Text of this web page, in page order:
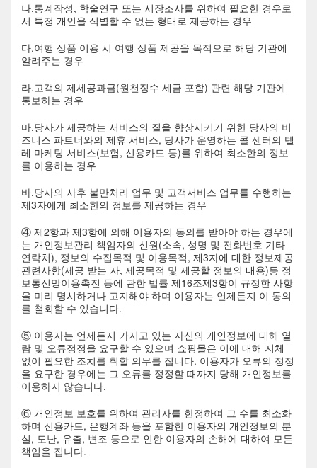
나.통계작성, 학술연구 또는 시장조사를 위하여 필요한 경우로
서 특정 개인을 식별할 수 없는 형태로 제공하는 경우
다.여행 상품 이용 시 여행 상품 제공을 목적으로 해당 기관에
알려주는 경우
라.고객의 제세공과금(원천징수 세금 포함) 관련 해당 기관에
통보하는 경우
마.당사가 제공하는 서비스의 질을 향상시키기 위한 당사의 비
즈니스 파트너와의 제휴 서비스, 당사가 운영하는 콜 센터의 텔
레 마케팅 서비스(보험, 신용카드 등)를 위하여 최소한의 정보
를 이용하는 경우
바.당사의 사후 불만처리 업무 및 고객서비스 업무를 수행하는
제3자에게 최소한의 정보를 제공하는 경우
④ 제2항과 제3항에 의해 이용자의 동의를 받아야 하는 경우에
는 개인정보관리 책임자의 신원(소속, 성명 및 전화번호 기타
연락처), 정보의 수집목적 및 이용목적, 제3자에 대한 정보제공
관련사항(제공 받는 자, 제공목적 및 제공할 정보의 내용)등 정
보통신망이용촉진 등에 관한 법률 제16조제3항이 규정한 사항
을 미리 명시하거나 고지해야 하며 이용자는 언제든지 이 동의
를 철회할 수 있습니다.
⑤ 이용자는 언제든지 가지고 있는 자신의 개인정보에 대해 열
람 및 오류정정을 요구할 수 있으며 쇼핑몰은 이에 대해 지체
없이 필요한 조치를 취할 의무를 집니다. 이용자가 오류의 정정
을 요구한 경우에는 그 오류를 정정할 때까지 당해 개인정보를
이용하지 않습니다.
⑥ 개인정보 보호를 위하여 관리자를 한정하여 그 수를 최소화
하며 신용카드, 은행계좌 등을 포함한 이용자의 개인정보의 분
실, 도난, 유출, 변조 등으로 인한 이용자의 손해에 대하여 모든
책임을 집니다.